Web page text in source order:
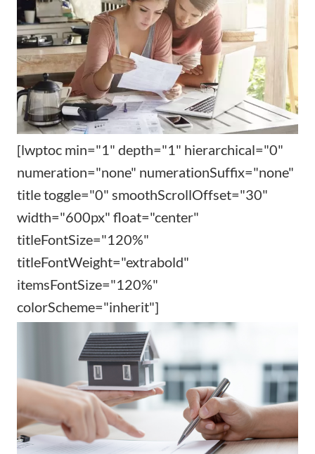
[lwptoc min="1" depth="1" hierarchical="0"
numeration="none" numerationSuffix="none"
title toggle="0" smoothScrollOffset="30"
width="600px" float="center"
titleFontSize="120%"
titleFontWeight="extrabold"
itemsFontSize="120%"
colorScheme="inherit"]